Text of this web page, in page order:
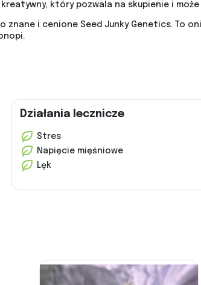
który pozwala na skupienie i
znane i cenione Seed Junky Genetics. To
Działania lecznicze
Stres
Napięcie mięśniowe
Lęk